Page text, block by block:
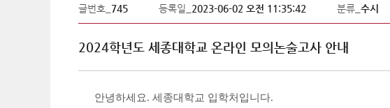
글번호_ 745 등록일_ 2023-06-02 오전 11:35:42 분류_ 수시
2024학년도 세종대학교 온라인 모의논술고사 안내
안녕하세요. 세종대학교 입학처입니다.